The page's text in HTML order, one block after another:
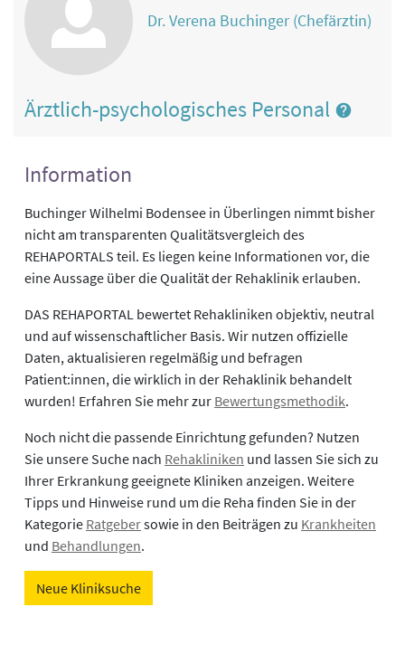
Dr. Verena Buchinger (Chefärztin)
Ärztlich-psychologisches Personal
Information
Buchinger Wilhelmi Bodensee in Überlingen nimmt bisher
nicht am transparenten Qualitätsvergleich des
REHAPORTALS teil. Es liegen keine Informationen vor, die
eine Aussage über die Qualität der Rehaklinik erlauben.
DAS REHAPORTAL bewertet Rehakliniken objektiv, neutral
und auf wissenschaftlicher Basis. Wir nutzen offizielle
Daten, aktualisieren regelmäßig und befragen
Patient:innen, die wirklich in der Rehaklinik behandelt
wurden! Erfahren Sie mehr zur Bewertungsmethodik.
Noch nicht die passende Einrichtung gefunden? Nutzen
Sie unsere Suche nach Rehakliniken und lassen Sie sich zu
Ihrer Erkrankung geeignete Kliniken anzeigen. Weitere
Tipps und Hinweise rund um die Reha finden Sie in der
Kategorie Ratgebersowie in den Beiträgen zu Krankheiten
und Behandlungen.
Neue Kliniksuche